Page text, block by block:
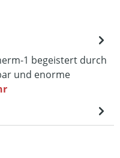
1 begeistert durch
und enorme